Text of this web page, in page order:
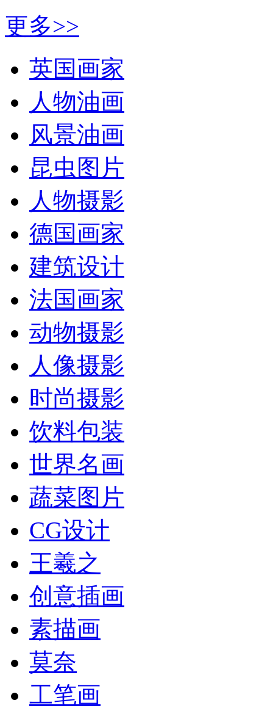
更多>>
英国画家
人物油画
风景油画
昆虫图片
人物摄影
德国画家
建筑设计
法国画家
动物摄影
人像摄影
时尚摄影
饮料包装
世界名画
蔬菜图片
CG设计
王羲之
创意插画
素描画
莫奈
工笔画